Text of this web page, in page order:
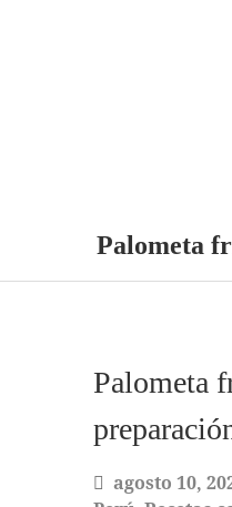
Palometa
Palometa
agosto 10,